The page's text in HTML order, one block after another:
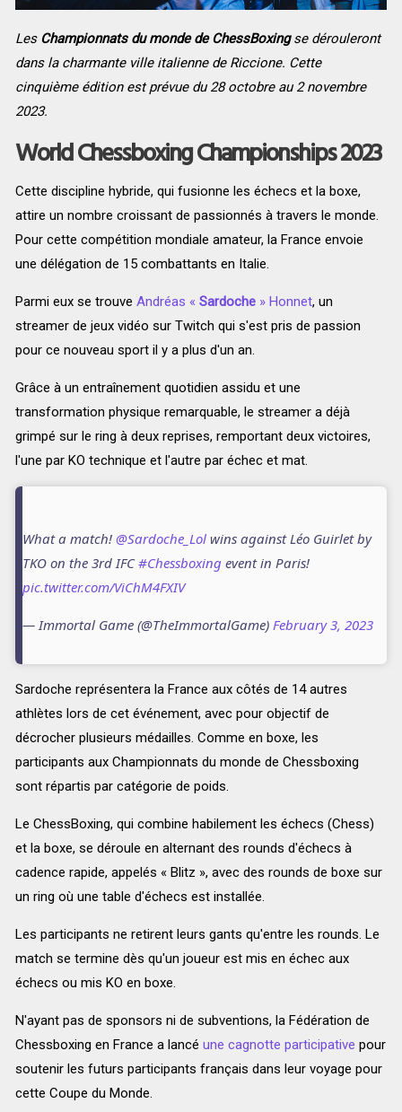
Les Championnats du monde de ChessBoxingse dérouleront
dans la charmante ville italienne de Riccione. Cette
cinquième édition est prévue du 28 octobre au 2 novembre
2023.
World Chessboxing Championships 2023
Cette discipline hybride, qui fusionne les échecs et la boxe,
attire un nombre croissant de passionnés à travers le monde.
Pour cette compétition mondiale amateur, la France envoie
une délégation de 15 combattants en Italie.
Parmi eux se trouve Andréas « Sardoche » Honnet, un
streamer de jeux vidéo sur Twitch qui s'est pris de passion
pour ce nouveau sport il y a plus d'un an.
Grâce à un entraînement quotidien assidu et une
transformation physique remarquable, le streamer a déjà
grimpé sur le ring à deux reprises, remportant deux victoires,
l'une par KO technique et l'autre par échec et mat.
What a match! @Sardoche_Lolwins against Léo Guirlet by
TKO on the 3rd IFC#Chessboxingevent in Paris!
pic.twitter.com/ViChM4FXIV
— Immortal Game (@TheImmortalGame) February 3, 2023
Sardoche représentera la France aux côtés de 14 autres
athlètes lors de cet événement, avec pour objectif de
décrocher plusieurs médailles. Comme en boxe, les
participants aux Championnats du monde de Chessboxing
sont répartis par catégorie de poids.
Le ChessBoxing, qui combine habilement les échecs (Chess)
et la boxe, se déroule en alternant des rounds d'échecs à
cadence rapide, appelés « Blitz », avec des rounds de boxe sur
un ring où une table d'échecs est installée.
Les participants ne retirent leurs gants qu'entre les rounds. Le
match se termine dès qu'un joueur est mis en échec aux
échecs ou mis KO en boxe.
N'ayant pas de sponsors ni de subventions, la Fédération de
Chessboxing en France a lancé une cagnotte participative pour
soutenir les futurs participants français dans leur voyage pour
cette Coupe du Monde.